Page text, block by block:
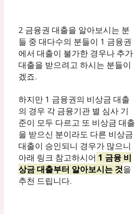
2 금융권 대출을 알아보시는 분
들 중 대다수의 분들이 1 금융권
에서 대출이 불가한 경우나 추가
대출을 받으려고 하시는 분들이
겠죠.
하지만 1 금융권의 비상금 대출
의 경우 각 금융기관 별 심사 기
준이 모두 다르고 또 비상금 대출
을 받으신 분이라도 다른 비상금
대출이 승인되니 경우가 많으니
아래 링크 참고하시어 1 금융 비
상금 대출부터 알아보시는 것을
추천 드립니다.